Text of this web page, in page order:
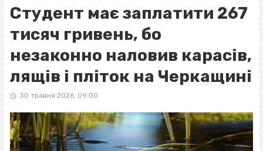
Студент має заплатити 267
тисяч гривень, бо
незаконно наловив карасів,
лящів і пліток на Черкащині
30 травня 2026, 09:00